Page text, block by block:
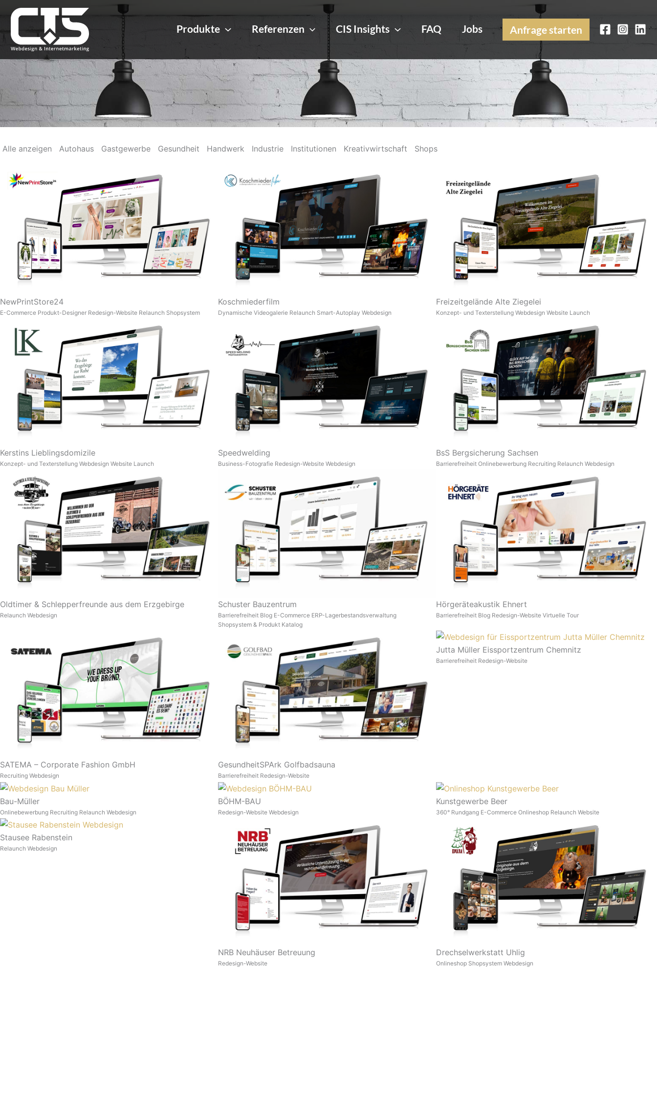
Inhalt
springen
Produkte Referenzen CIS Insights FAQ Jobs Anfrage starten
Alle anzeigen Autohaus Gastgewerbe Gesundheit Handwerk Industrie Institutionen Kreativwirtschaft Shops
NewPrintStore24
E-Commerce Produkt-Designer Redesign-Website Relaunch Shopsystem
Koschmiederfilm
Dynamische Videogalerie Relaunch Smart-Autoplay Webdesign
Freizeitgelände Alte Ziegelei​
Konzept- und Texterstellung Webdesign Website Launch
Kerstins Lieblingsdomizile
Konzept- und Texterstellung Webdesign Website Launch
Speedwelding
Business-Fotografie Redesign-Website Webdesign
BsS Bergsicherung Sachsen
Barrierefreiheit Onlinebewerbung Recruiting Relaunch Webdesign
Oldtimer & Schlepperfreunde aus dem Erzgebirge
Relaunch Webdesign
Schuster Bauzentrum
Barrierefreiheit Blog E-Commerce ERP-Lagerbestandsverwaltung
Shopsystem & Produkt Katalog
Hörgeräteakustik Ehnert
Barrierefreiheit Blog Redesign-Website Virtuelle Tour
SATEMA – Corporate Fashion GmbH
Recruiting Webdesign
GesundheitSPArk Golfbadsauna
Barrierefreiheit Redesign-Website
Jutta Müller Eissportzentrum Chemnitz
Barrierefreiheit Redesign-Website
Bau-Müller
Onlinebewerbung Recruiting Relaunch Webdesign
BÖHM-BAU
Redesign-Website Webdesign
Kunstgewerbe Beer
360° Rundgang E-Commerce Onlineshop Relaunch Website
Stausee Rabenstein
Relaunch Webdesign
NRB Neuhäuser Betreuung
Redesign-Website
Drechselwerkstatt Uhlig
Onlineshop Shopsystem Webdesign